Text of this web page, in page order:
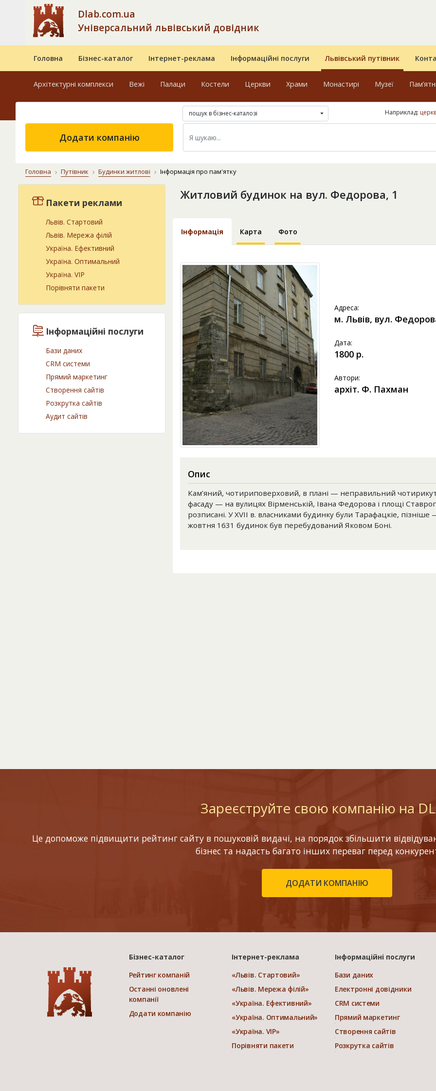
Dlab.com.ua
Універсальний львівський довідник
Головна Бізнес-каталог Інтернет-реклама Інформаційні послуги Львівський путівник
Архітектурні комплекси Вежі Палаци Костели Церкви Храми Монастирі Музеї
пошук в бізнес-каталозі Наприклад:
Додати компанію
Головна Путівник Будинки житлові Інформація про пам'ятку
Пакети реклами
Львів. Cтартовий
Львів. Мережа філій
Україна. Ефективний
Україна. Оптимальний
Україна. VIP
Порівняти пакети
Інформаційні послуги
Бази даних
CRM системи
Прямий маркетинг
Створення сайтів
Розкрутка сайтів
Аудит сайтів
Житловий будинок на вул. Федорова, 1
Інформація Карта Фото
Адреса:
м. Львів, вул.
Дата:
1800 р.
Автори:
архіт. Ф. Пахман
Опис
Кам’яний, чотириповерховий, в плані — неправильний
фасаду — на вулицях Вірменській, Івана Федорова і площі
розписані. У XVII в. власниками будинку були Тарафацкіе,
жовтня 1631 будинок був перебудований Яковом Боні.
Зареєструйте свою компанію на
Це допоможе підвищити рейтинг сайту в пошуковій видачі, на порядок збільшити
бізнес та надасть багато інших переваг перед
ДОДАТИ КОМПАНІЮ
Бізнес-каталог
Рейтинг компаній
Останні оновлені
компанії
Додати компанію
Інтернет-реклама
«Львів. Стартовий»
«Львів. Мережа філій»
«Україна. Ефективний»
«Україна. Оптимальний»
«Україна. VIP»
Порівняти пакети
Інформаційні послуги
Бази даних
Електронні довідники
CRM системи
Прямий маркетинг
Створення сайтів
Розкрутка сайтів